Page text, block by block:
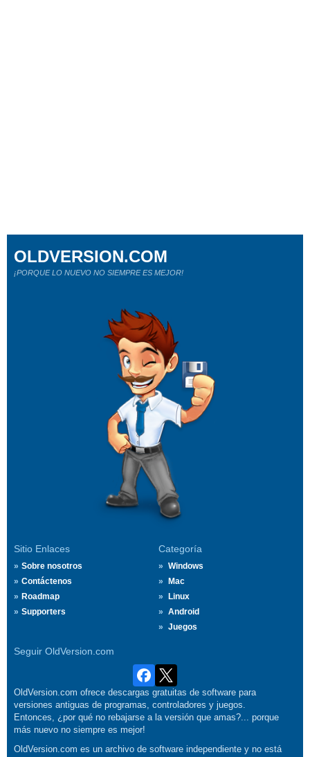
Sitio Enlaces
Sobre nosotros
Contáctenos
Roadmap
Supporters
Categoría
Windows
Mac
Linux
Android
Juegos
Seguir OldVersion.com
OLDVERSION.COM
¡PORQUE LO NUEVO NO SIEMPRE ES MEJOR!
OldVersion.com ofrece descargas gratuitas de software para
versiones antiguas de programas, controladores y juegos.
Entonces, ¿por qué no rebajarse a la versión que amas?... porque
más nuevo no siempre es mejor!
OldVersion.com es un archivo de software independiente y no está